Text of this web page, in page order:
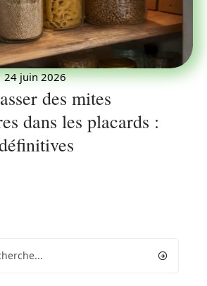
24 juin 2026
des mites
dans les placards :